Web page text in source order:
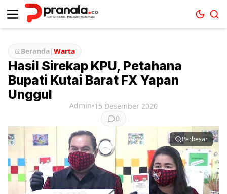
Beranda|Warta
Hasil Sirekap KPU, Petahana
Bupati Kutai Barat FX Yapan
Unggul
Admin•15 Desember 2020
0
Perbesar